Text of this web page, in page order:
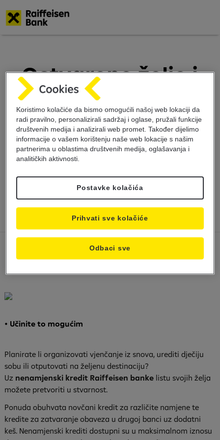
Ostvarene želje i
dodatni pokloni
mogući su uz
Raiffeisen
nenamjenske
kredite
• Učinite to mogućim
Planirate li organizovati vjenčanje iz snova, urediti dječiju
sobu ili otputovati na željenu destinaciju?
Uz nenamjenski kredit Raiffeisen banke listu svojih želja
možete pretvoriti u stvarnost.
Ponuda obuhvata novčani kredit za različite namjene te
kredite za zatvaranje obaveza u drugoj banci uz dodatni
keš. Nenamjenski krediti dostupni su u maksimalnom iznosu
Koristimo kolačiće da bismo omogućili našoj web lokaciji da
radi pravilno, personalizirali sadržaj i oglase, pružali funkcije
društvenih medija i analizirali web promet. Također dijelimo
informacije o vašem korištenju naše web lokacije s našim
partnerima u oblastima društvenih medija, oglašavanja i
analitičkih aktivnosti.
Postavke kolačića
Odbaci sve
Prihvati sve kolačiće